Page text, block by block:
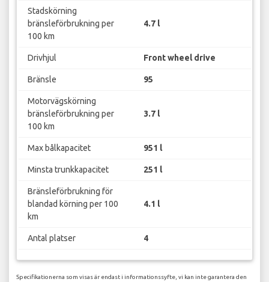
Stadskörning
bränsleförbrukning per
100 km
4.7 l
Drivhjul Front wheel drive
Bränsle 95
Motorvägskörning
bränsleförbrukning per
100 km
3.7 l
Max bålkapacitet 951 l
Minsta trunkkapacitet 251 l
Bränsleförbrukning för
blandad körning per 100
km
4.1 l
Antal platser 4
Specifikationerna som visas är endast i informationssyfte, vi kan inte garantera den